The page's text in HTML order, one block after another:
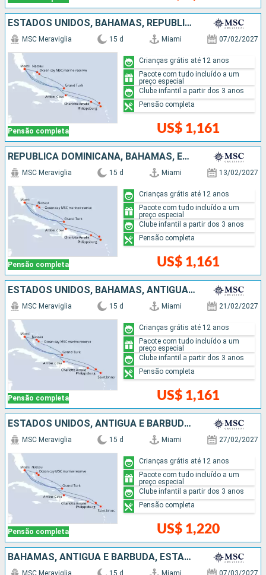
ESTADOS UNIDOS, BAHAMAS, REPUBLICA DOMINICANA
Pensão completa
MSC Meraviglia 15 d Miami 07/02/2027
US$ 1,161
Crianças grátis até 12 anos
Pacote com tudo incluído a um
preço especial
Clube infantil a partir dos 3 anos
Pensão completa
REPUBLICA DOMINICANA, BAHAMAS, ESTADOS UNIDOS
Pensão completa
MSC Meraviglia 15 d Miami 13/02/2027
US$ 1,161
Crianças grátis até 12 anos
Pacote com tudo incluído a um
preço especial
Clube infantil a partir dos 3 anos
Pensão completa
ESTADOS UNIDOS, BAHAMAS, ANTIGUA E BARBUDA, REPUBLICA DOMINICANA
Pensão completa
MSC Meraviglia 15 d Miami 21/02/2027
US$ 1,161
Crianças grátis até 12 anos
Pacote com tudo incluído a um
preço especial
Clube infantil a partir dos 3 anos
Pensão completa
ESTADOS UNIDOS, ANTIGUA E BARBUDA, REPUBLICA DOMINICANA, BAHAMAS
Pensão completa
MSC Meraviglia 15 d Miami 27/02/2027
US$ 1,220
Crianças grátis até 12 anos
Pacote com tudo incluído a um
preço especial
Clube infantil a partir dos 3 anos
Pensão completa
BAHAMAS, ANTIGUA E BARBUDA, ESTADOS UNIDOS